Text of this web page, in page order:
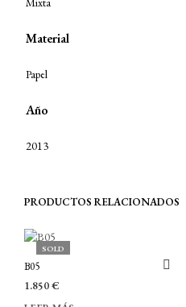
Material
Papel
Año
2013
PRODUCTOS RELACIONADOS
SOLD
B05
1.850€